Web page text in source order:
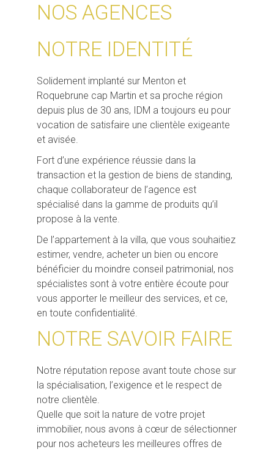
NOS AGENCES
NOTRE IDENTITÉ
Solidement implanté sur Menton et
Roquebrune cap Martin et sa proche région
depuis plus de 30 ans, IDM a toujours eu pour
vocation de satisfaire une clientèle exigeante
et avisée.
Fort d’une expérience réussie dans la
transaction et la gestion de biens de standing,
chaque collaborateur de l’agence est
spécialisé dans la gamme de produits qu’il
propose à la vente.
De l’appartement à la villa, que vous souhaitiez
estimer, vendre, acheter un bien ou encore
bénéficier du moindre conseil patrimonial, nos
spécialistes sont à votre entière écoute pour
vous apporter le meilleur des services, et ce,
en toute confidentialité.
NOTRE SAVOIR FAIRE
Notre réputation repose avant toute chose sur
la spécialisation, l’exigence et le respect de
notre clientèle.
Quelle que soit la nature de votre projet
immobilier, nous avons à cœur de sélectionner
pour nos acheteurs les meilleures offres de